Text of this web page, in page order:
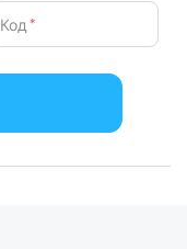
Код *